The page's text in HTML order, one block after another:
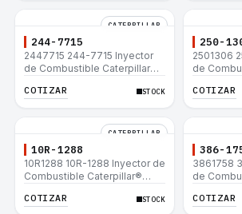
CATERPILLAR
244-7715
2447715 244-7715 Inyector
de Combustible Caterpillar®
980H
COTIZAR STOCK
250-
2501306
de
3516C
COTIZAR
CATERPILLAR
10R-1288
10R1288 10R-1288 Inyector de
Combustible Caterpillar®
3516C 854G 992G
COTIZAR STOCK
386-
3861758
de
3516C
COTIZAR